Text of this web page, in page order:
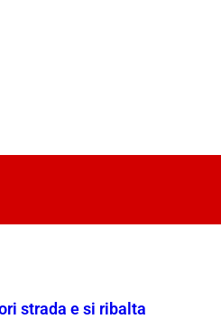
strada e si ribalta